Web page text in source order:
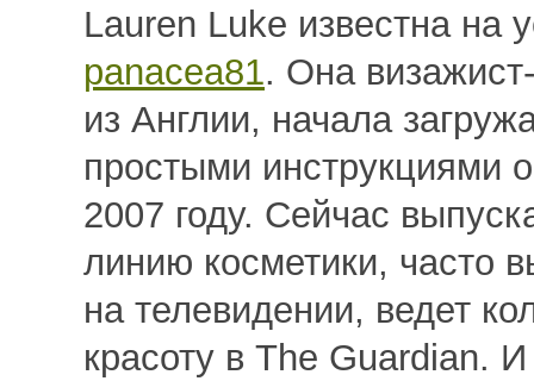
Lauren Luke известна на
panacea81. Она
из Англии, начала
простыми инструкциями
2007 году. Сейчас
линию косметики, часто
на телевидении, ведет
красоту в The Guardian.